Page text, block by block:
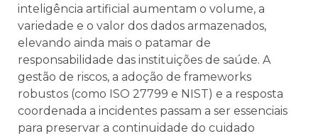
inteligência artificial aumentam o volume, a
variedade e o valor dos dados armazenados,
elevando ainda mais o patamar de
responsabilidade das instituições de saúde. A
gestão de riscos, a adoção de frameworks
robustos (como ISO 27799 e NIST) e a resposta
coordenada a incidentes passam a ser essenciais
para preservar a continuidade do cuidado